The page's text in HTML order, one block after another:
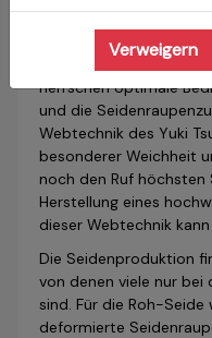
Die Stadt Yuki in der
besondere Technik
Japan: Das Yuki
herrschen optimale
und die
Webtechnik des Yuki
besonderer Weichheit
noch den Ruf
Herstellung eines
dieser Webtechnik
Die Seidenproduktion
von denen viele nur bei
sind. Für die Roh-
deformierte
Verweigern